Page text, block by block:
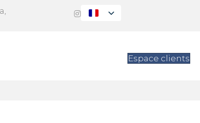
Espace clients